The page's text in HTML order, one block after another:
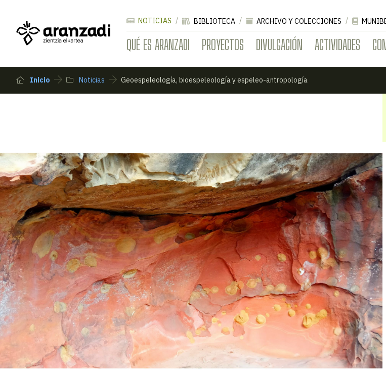
QUÉ ES ARANZADI PROYECTOS DIVULGACIÓN ACTIVIDADES
NOTICIAS BIBLIOTECA ARCHIVO Y COLECCIONES
Inicio Noticias Geoespeleología, bioespeleología y espeleo-antropología